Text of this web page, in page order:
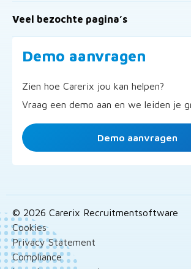
Veel bezochte pagina’s
Demo aanvragen
Zien hoe Carerix jou kan helpen?
Vraag een demo aan en we leiden je
Demo aanvragen
© 2026 Carerix Recruitmentsoftware
Cookies
Privacy Statement
Compliance